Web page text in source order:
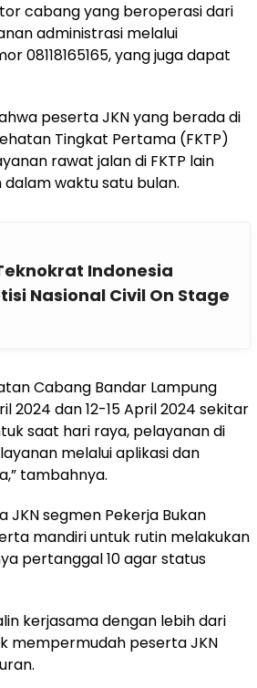
cabang yang beroperasi dari
administrasi melalui
08118165165, yang juga dapat
peserta JKN yang berada di
Tingkat Pertama (FKTP)
rawat jalan di FKTP lain
waktu satu bulan.
Indonesia
Nasional Civil On Stage
Cabang Bandar Lampung
dan 12-15 April 2024 sekitar
saat hari raya, pelayanan di
melalui aplikasi dan
tambahnya.
JKN segmen Pekerja Bukan
mandiri untuk rutin melakukan
pertanggal 10 agar status
kerjasama dengan lebih dari
mempermudah peserta JKN